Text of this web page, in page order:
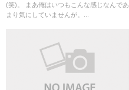
(笑)。 まあ俺はいつもこんな感じなんであ
まり気にしていませんが。...